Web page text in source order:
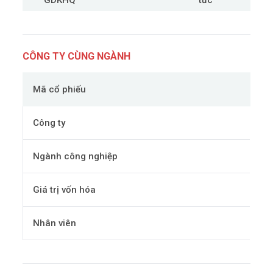
CÔNG TY CÙNG NGÀNH
Mã cổ phiếu
Công ty
Ngành công nghiệp
Giá trị vốn hóa
Nhân viên